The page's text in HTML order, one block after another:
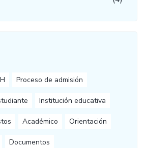
Proceso de admisión
Institución educativa
Académico Orientación
Documentos